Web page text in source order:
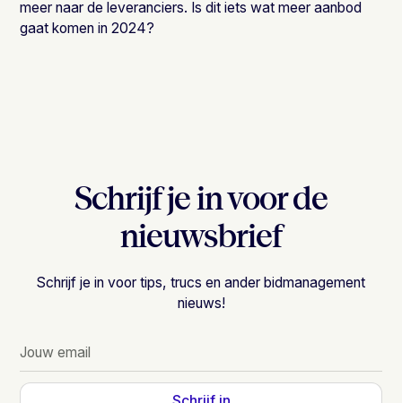
meer naar de leveranciers. Is dit iets wat meer aanbod
gaat komen in 2024?
Schrijf je in voor de
nieuwsbrief
Schrijf je in voor tips, trucs en ander bidmanagement
nieuws!